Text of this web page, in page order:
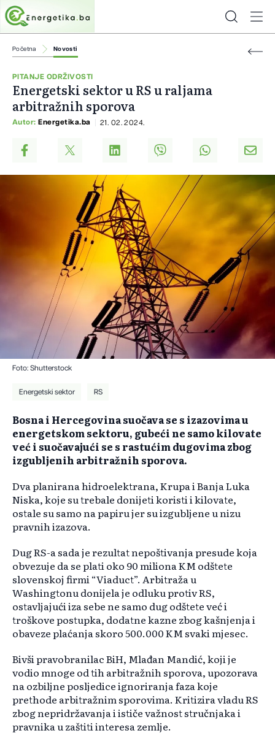
Početna Novosti
PITANJE ODRŽIVOSTI
Energetski sektor u RS u raljama
arbitražnih sporova
Autor: Energetika.ba 21. 02. 2024.
Foto: Shutterstock
Energetski sektor RS
Bosna i Hercegovina suočava se s izazovima u
energetskom sektoru, gubeći ne samo kilovate
već i suočavajući se s rastućim dugovima zbog
izgubljenih arbitražnih sporova.
Dva planirana hidroelektrana, Krupa i Banja Luka
Niska, koje su trebale donijeti koristi i kilovate,
ostale su samo na papiru jer su izgubljene u nizu
pravnih izazova.
Dug RS-a sada je rezultat nepoštivanja presude koja
obvezuje da se plati oko 90 miliona KM odštete
slovenskoj firmi “Viaduct”. Arbitraža u
Washingtonu donijela je odluku protiv RS,
ostavljajući iza sebe ne samo dug odštete već i
troškove postupka, dodatne kazne zbog kašnjenja i
obaveze plaćanja skoro 500.000 KM svaki mjesec.
Bivši pravobranilac BiH, Mlađan Mandić, koji je
vodio mnoge od tih arbitražnih sporova, upozorava
na ozbiljne posljedice ignoriranja faza koje
prethode arbitražnim sporovima. Kritizira vladu RS
zbog nepridržavanja i ističe važnost stručnjaka i
pravnika u zaštiti interesa zemlje.